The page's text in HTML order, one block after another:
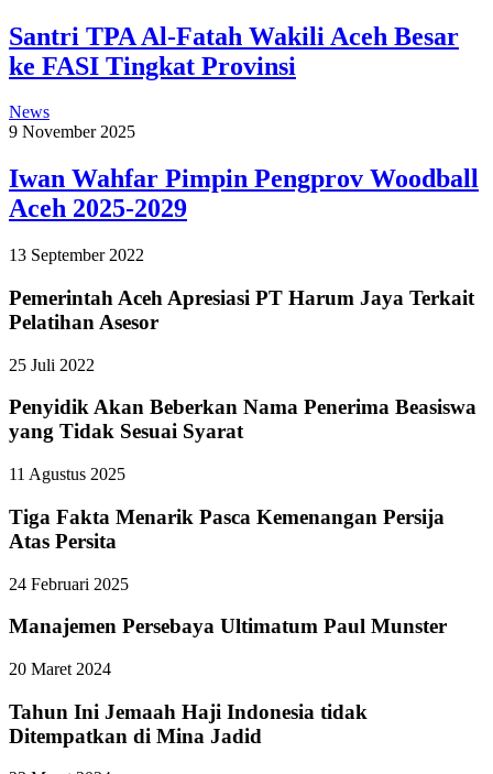
Santri TPA Al-Fatah Wakili Aceh Besar
ke FASI Tingkat Provinsi
News
9 November 2025
Iwan Wahfar Pimpin Pengprov Woodball
Aceh 2025-2029
13 September 2022
Pemerintah Aceh Apresiasi PT Harum Jaya Terkait
Pelatihan Asesor
25 Juli 2022
Penyidik Akan Beberkan Nama Penerima Beasiswa
yang Tidak Sesuai Syarat
11 Agustus 2025
Tiga Fakta Menarik Pasca Kemenangan Persija
Atas Persita
24 Februari 2025
Manajemen Persebaya Ultimatum Paul Munster
20 Maret 2024
Tahun Ini Jemaah Haji Indonesia tidak
Ditempatkan di Mina Jadid